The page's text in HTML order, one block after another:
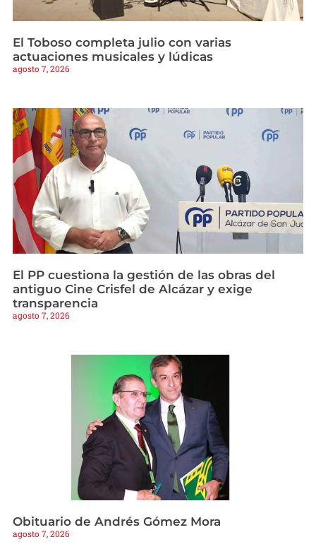
El Toboso completa julio con varias
actuaciones musicales y lúdicas
agosto 7, 2026
El PP cuestiona la gestión de las obras del
antiguo Cine Crisfel de Alcázar y exige
transparencia
agosto 7, 2026
Obituario de Andrés Gómez Mora
agosto 7, 2026